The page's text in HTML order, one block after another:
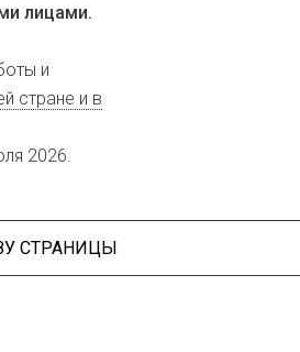
лицами.
и
стране и в
2026.
СТРАНИЦЫ